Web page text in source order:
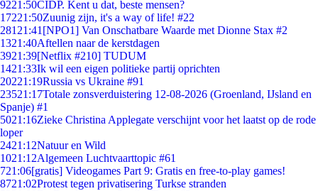
9221:50CIDP. Kent u dat, beste mensen?
17221:50Zuunig zijn, it's a way of life! #22
281 21:41 [NPO1] Van Onschatbare Waarde met Dionne Stax #2
1321:40Aftellen naar de kerstdagen
3921:39[Netflix #210] TUDUM
1421:33Ik wil een eigen politieke partij oprichten
20221:19Russia vs Ukraine #91
23521:17Totale zonsverduistering 12-08-2026 (Groenland, IJsland en
Spanje) #1
5021:16Zieke Christina Applegate verschijnt voor het laatst op de rode
loper
2421:12Natuur en Wild
1021:12Algemeen Luchtvaarttopic #61
721:06[gratis] Videogames Part 9: Gratis en free-to-play games!
8721:02Protest tegen privatisering Turkse stranden